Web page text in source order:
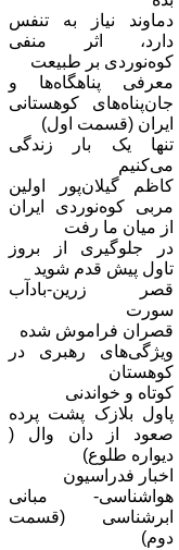
دماوند نیاز به تنفس
دارد، اثر منفی
کوه‌نوردی بر طبیعت
معرفی پناهگاه‌‌ها و
جان‌پناه‌های کوهستانی
ایران (قسمت اول)
تنها یک بار زندگی
می‌کنیم
کاظم گیلان‌پور اولین
مربی کوه‌نوردی ایران
از میان ما رفت
در جلوگیری از بروز
تاول پیش قدم شوید
قصر زرین-بادآب
سورت
قصران فراموش شده
ویژگی‌های رهبری در
کوهستان
کوتاه و خواندنی
پاول بلازک پشت پرده‌
صعود از دان وال (
دیواره طلوع)
اخبار فدراسیون
هواشناسی- مبانی
ابرشناسی (قسمت
دوم)